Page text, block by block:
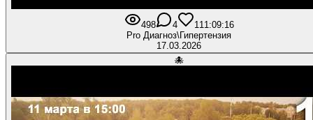
498 4 11 1:09:16
Pro Диагноз\Гипертензия
17.03.2026
🐙